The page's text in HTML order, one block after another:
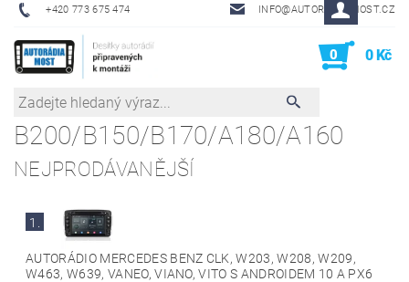
+420 773 675 474 INFO@AUTORADIA-MOST.CZ
0 0 Kč
B200/B150/B170/A180/A160
NEJPRODÁVANĚJŠÍ
1.
AUTORÁDIO MERCEDES BENZ CLK, W203, W208, W209,
W463, W639, VANEO, VIANO, VITO S ANDROIDEM 10 A PX6